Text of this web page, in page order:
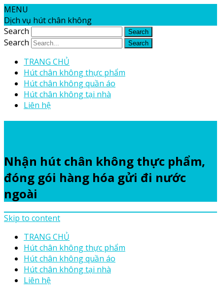
MENU
Dịch vụ hút chân không
Search
Search
TRANG CHỦ
Hút chân không thực phẩm
Hút chân không quần áo
Hút chân không tại nhà
Liên hệ
Nhận hút chân không thực phẩm,
đóng gói hàng hóa gửi đi nước
ngoài
Skip to content
TRANG CHỦ
Hút chân không thực phẩm
Hút chân không quần áo
Hút chân không tại nhà
Liên hệ